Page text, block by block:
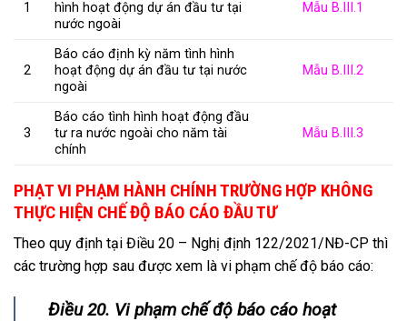
1
hình hoạt động dự án đầu tư tại
nước ngoài
Mẫu B.III.1
2
Báo cáo định kỳ năm tình hình
hoạt động dự án đầu tư tại nước
ngoài
Mẫu B.III.2
3
Báo cáo tình hình hoạt động đầu
tư ra nước ngoài cho năm tài
chính
Mẫu B.III.3
PHẠT VI PHẠM HÀNH CHÍNH TRƯỜNG HỢP KHÔNG
THỰC HIỆN CHẾ ĐỘ BÁO CÁO ĐẦU TƯ
Theo quy định tại Điều 20 – Nghị định 122/2021/NĐ-CP thì
các trường hợp sau được xem là vi phạm chế độ báo cáo:
Điều 20. Vi phạm chế độ báo cáo hoạt